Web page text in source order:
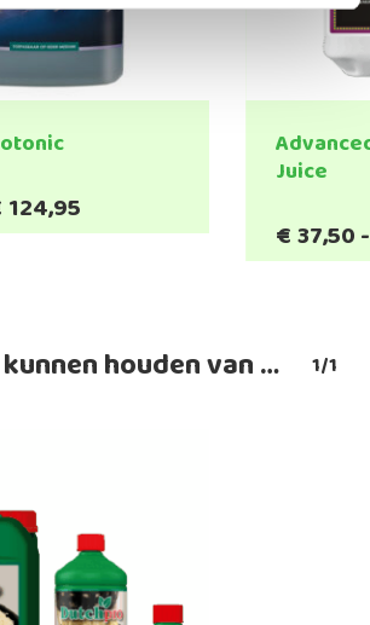
124,95Prijsklasse:
€11,95
Juice
€37,50-
houden van … 1/1